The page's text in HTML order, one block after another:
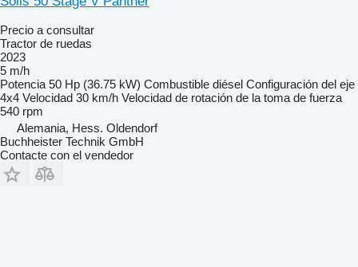
Precio a consultar
Tractor de ruedas
2023
5 m/h
Potencia 50 Hp (36.75 kW) Combustible diésel Configuración del eje
4x4 Velocidad 30 km/h Velocidad de rotación de la toma de fuerza
540 rpm
Alemania, Hess. Oldendorf
Buchheister Technik GmbH
Contacte con el vendedor